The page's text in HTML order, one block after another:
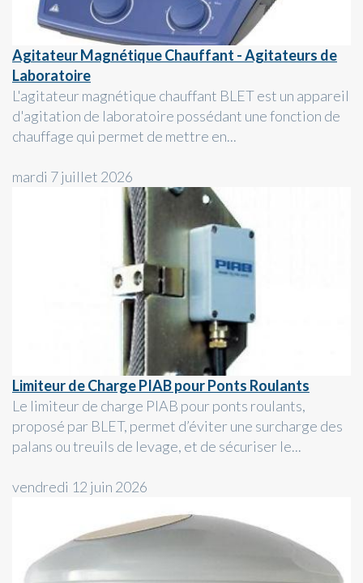
Agitateur Magnétique Chauffant - Agitateurs de
Laboratoire
L'agitateur magnétique chauffant BLET est un appareil
d'agitation de laboratoire possédant une fonction de
chauffage qui permet de mettre en...
mardi 7 juillet 2026
Limiteur de Charge PIAB pour Ponts Roulants
Le limiteur de charge PIAB pour ponts roulants,
proposé par BLET, permet d’éviter une surcharge des
palans ou treuils de levage, et de sécuriser le...
vendredi 12 juin 2026